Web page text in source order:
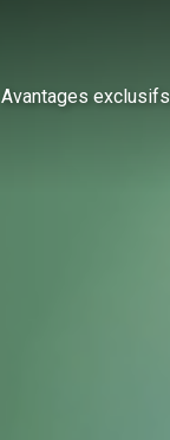
Avantages exclusifs